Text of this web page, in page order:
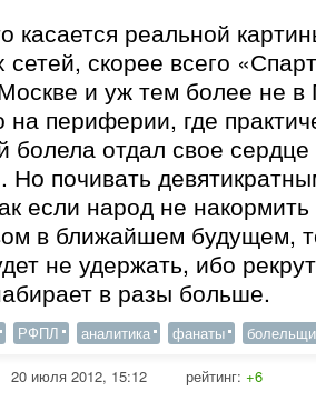
касается реальной
скорее всего
и уж тем более не в
на периферии, где
болела отдал свое сердце
Но почивать
если народ не
в ближайшем будущем,
не удержать, ибо
в разы больше.
РФПЛ аналитика фанаты
20 июля 2012, 15:12 рейтинг: +6